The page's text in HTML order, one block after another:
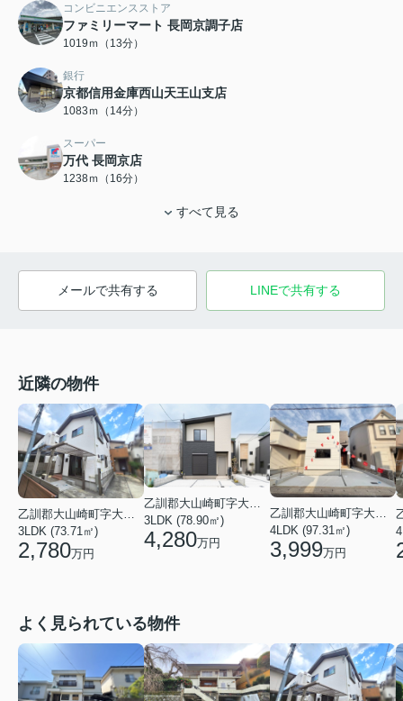
コンビニエンスストア
ファミリーマート 長岡京調子店
1019ｍ（13分）
銀行
京都信用金庫西山天王山支店
1083ｍ（14分）
スーパー
万代 長岡京店
1238ｍ（16分）
すべて見る
メールで共有する LINEで共有する
近隣の物件
乙訓郡大山崎町字大山崎小字西高田
3LDK (73.71㎡)
2,780万円
乙訓郡大山崎町字大山崎小字尻江
3LDK (78.90㎡)
4,280万円
乙訓郡大山崎町字大山崎小字鏡田
4LDK (97.31㎡)
3,999万円
よく見られている物件